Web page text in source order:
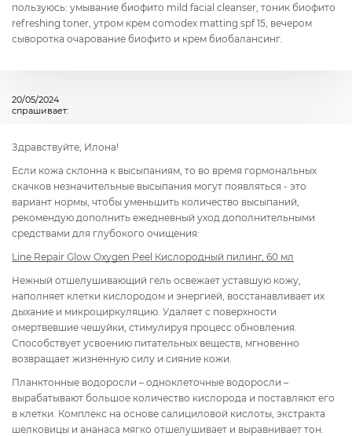
пользуюсь: умывание биофито mild facial cleanser, тоник биофито
refreshing toner, утром крем comodex matting spf 15, вечером
сыворотка очарование биофито и крем биобалансинг.
20/05/2024
спрашивает:
Здравствуйте, Илона!
Если кожа склонна к высыпаниям, то во время гормональных
скачков незначительные высыпания могут появляться - это
вариант нормы, чтобы уменьшить количество высыпаний,
рекомендую дополнить ежедневный уход дополнительными
средствами для глубокого очищения:
Line Repair Glow Oxygen Peel Кислородный пилинг, 60 мл
Нежный отшелушивающий гель освежает уставшую кожу,
наполняет клетки кислородом и энергией, восстанавливает их
дыхание и микроциркуляцию. Удаляет с поверхности
омертвевшие чешуйки, стимулируя процесс обновления.
Способствует усвоению питательных веществ, мгновенно
возвращает жизненную силу и сияние кожи.
Планктонные водоросли – одноклеточные водоросли –
вырабатывают большое количество кислорода и поставляют его
в клетки. Комплекс на основе салициловой кислоты, экстракта
шелковицы и ананаса мягко отшелушивает и выравнивает тон.